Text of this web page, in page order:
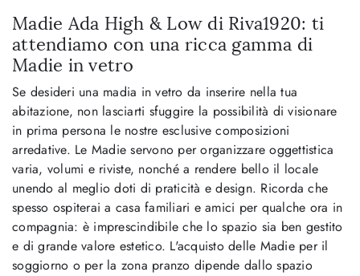
Madie Ada High & Low di Riva1920: ti
attendiamo con una ricca gamma di
Madie in vetro
Se desideri una madia in vetro da inserire nella tua
abitazione, non lasciarti sfuggire la possibilità di visionare
in prima persona le nostre esclusive composizioni
arredative. Le Madie servono per organizzare oggettistica
varia, volumi e riviste, nonché a rendere bello il locale
unendo al meglio doti di praticità e design. Ricorda che
spesso ospiterai a casa familiari e amici per qualche ora in
compagnia: è imprescindibile che lo spazio sia ben gestito
e di grande valore estetico. L'acquisto delle Madie per il
soggiorno o per la zona pranzo dipende dallo spazio